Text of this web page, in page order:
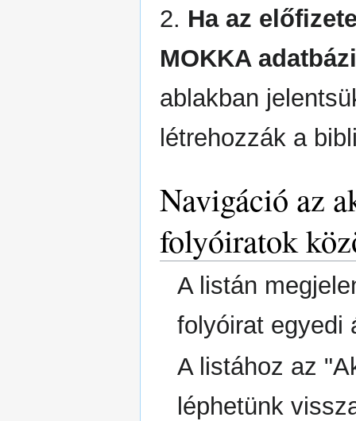
2. Ha az
MOKKA
ablakban
létrehozzák a
Navigáció az
folyóiratok
A listán
folyóirat egyedi
A listához az
léphetünk